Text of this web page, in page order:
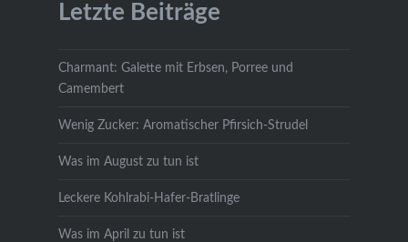
Letzte Beiträge
Charmant: Galette mit Erbsen, Porree und
Camembert
Wenig Zucker: Aromatischer Pfirsich-Strudel
Was im August zu tun ist
Leckere Kohlrabi-Hafer-Bratlinge
Was im April zu tun ist